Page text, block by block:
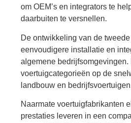
om OEM’s en integrators te
daarbuiten te versnellen.
De ontwikkeling van de
eenvoudigere installatie en
algemene
voertuigcategorieën op de
landbouw en
Naarmate voertuigfabrikanten
prestaties leveren in een